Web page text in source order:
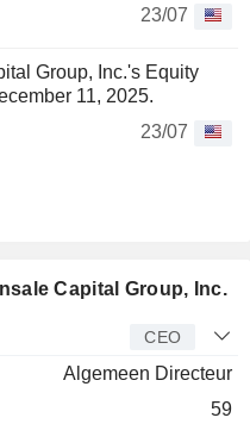
23/07
Group, Inc.'s Equity
11, 2025.
23/07
Capital Group, Inc.
CEO
Algemeen Directeur
59